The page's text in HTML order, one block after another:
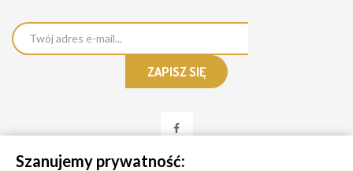
Szanujemy prywatność: